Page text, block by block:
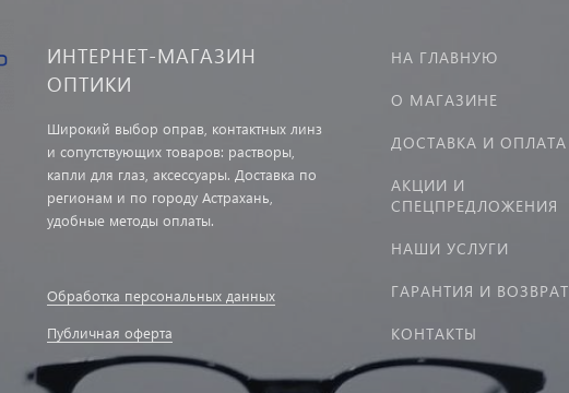
ИНТЕРНЕТ-МАГАЗИН
ОПТИКИ
Широкий выбор оправ, контактных линз
и сопутствующих товаров: растворы,
капли для глаз, аксессуары. Доставка по
регионам и по городу Астрахань,
удобные методы оплаты.
Обработка персональных данных
Публичная оферта
НА ГЛАВНУЮ
О МАГАЗИНЕ
ДОСТАВКА И ОПЛАТА
АКЦИИ И
СПЕЦПРЕДЛОЖЕНИЯ
НАШИ УСЛУГИ
ГАРАНТИЯ И ВОЗВРАТ
КОНТАКТЫ